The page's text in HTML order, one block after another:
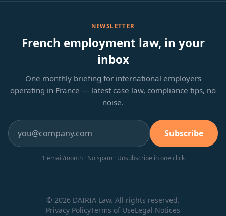
NEWSLETTER
French employment law, in your
inbox
One monthly briefing for international employers
operating in France — latest case law, compliance tips, no
noise.
Subscribe
1 email/month · No spam · Unsubscribe in one click
© 2026 DAIRIA Law. All rights reserved.
Privacy PolicyTerms of UseLegal Notices